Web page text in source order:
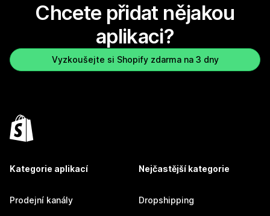
Chcete přidat nějakou
aplikaci?
Vyzkoušejte si Shopify zdarma na 3 dny
Kategorie aplikací
Prodejní kanály
Nejčastější kategorie
Dropshipping